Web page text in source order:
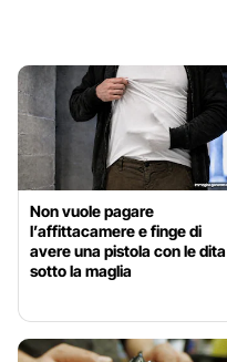
Non vuole pagare
l’affittacamere e finge di
avere una pistola con le dita
sotto la maglia